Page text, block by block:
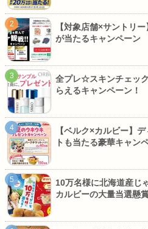
【対象店舗×サントリ
が当たるキャンペーン
全プレ☆スキンチェッ
らえるキャンペーン！
【ベルク×カルビー】
トも当たる豪華キャン
10万名様に北海道産じ
カルビーの大量当選懸